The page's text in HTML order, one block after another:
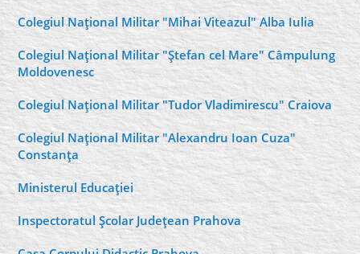
Colegiul Naţional Militar "Mihai Viteazul" Alba Iulia
Colegiul Naţional Militar "Ştefan cel Mare" Câmpulung
Moldovenesc
Colegiul Naţional Militar "Tudor Vladimirescu" Craiova
Colegiul Naţional Militar "Alexandru Ioan Cuza"
Constanţa
Ministerul Educaţiei
Inspectoratul Şcolar Judeţean Prahova